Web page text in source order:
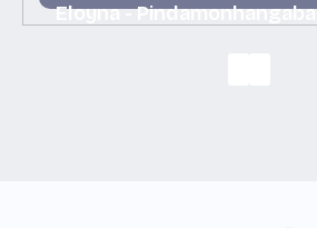
Eloyna - Pindamonhangaba